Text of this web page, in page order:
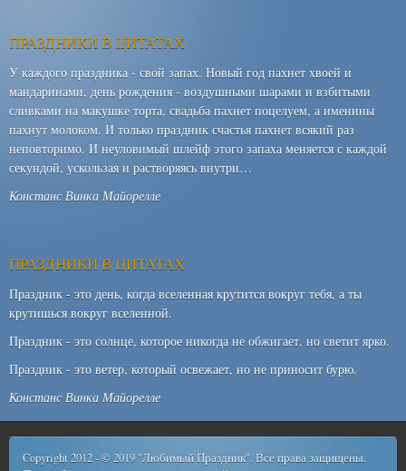
ПРАЗДНИКИ В ЦИТАТАХ
У каждого праздника - свой запах. Новый год пахнет хвоей и
мандаринами, день рождения - воздушными шарами и взбитыми
сливками на макушке торта, свадьба пахнет поцелуем, а именины
пахнут молоком. И только праздник счастья пахнет всякий раз
неповторимо. И неуловимый шлейф этого запаха меняется с каждой
секундой, ускользая и растворяясь внутри…
Констанс Винка Майорелле
ПРАЗДНИКИ В ЦИТАТАХ
Праздник - это день, когда вселенная крутится вокруг тебя, а ты
крутишься вокруг вселенной.
Праздник - это солнце, которое никогда не обжигает, но светит ярко.
Праздник - это ветер, который освежает, но не приносит бурю.
Констанс Винка Майорелле
Copyright 2012 - © 2019 "Любимый Праздник". Все права защищены.